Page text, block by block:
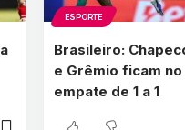
ESPORTE
Brasileiro:
e Grêmio ficam no
empate de 1 a 1